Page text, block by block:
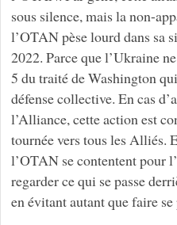
sous silence, mais la non-
l’OTAN pèse lourd dans sa
2022. Parce que l’Ukraine
5 du traité de Washington
défense collective. En cas
l’Alliance, cette action est
tournée vers tous les Alliés.
l’OTAN se contentent pour
regarder ce qui se passe
en évitant autant que faire se